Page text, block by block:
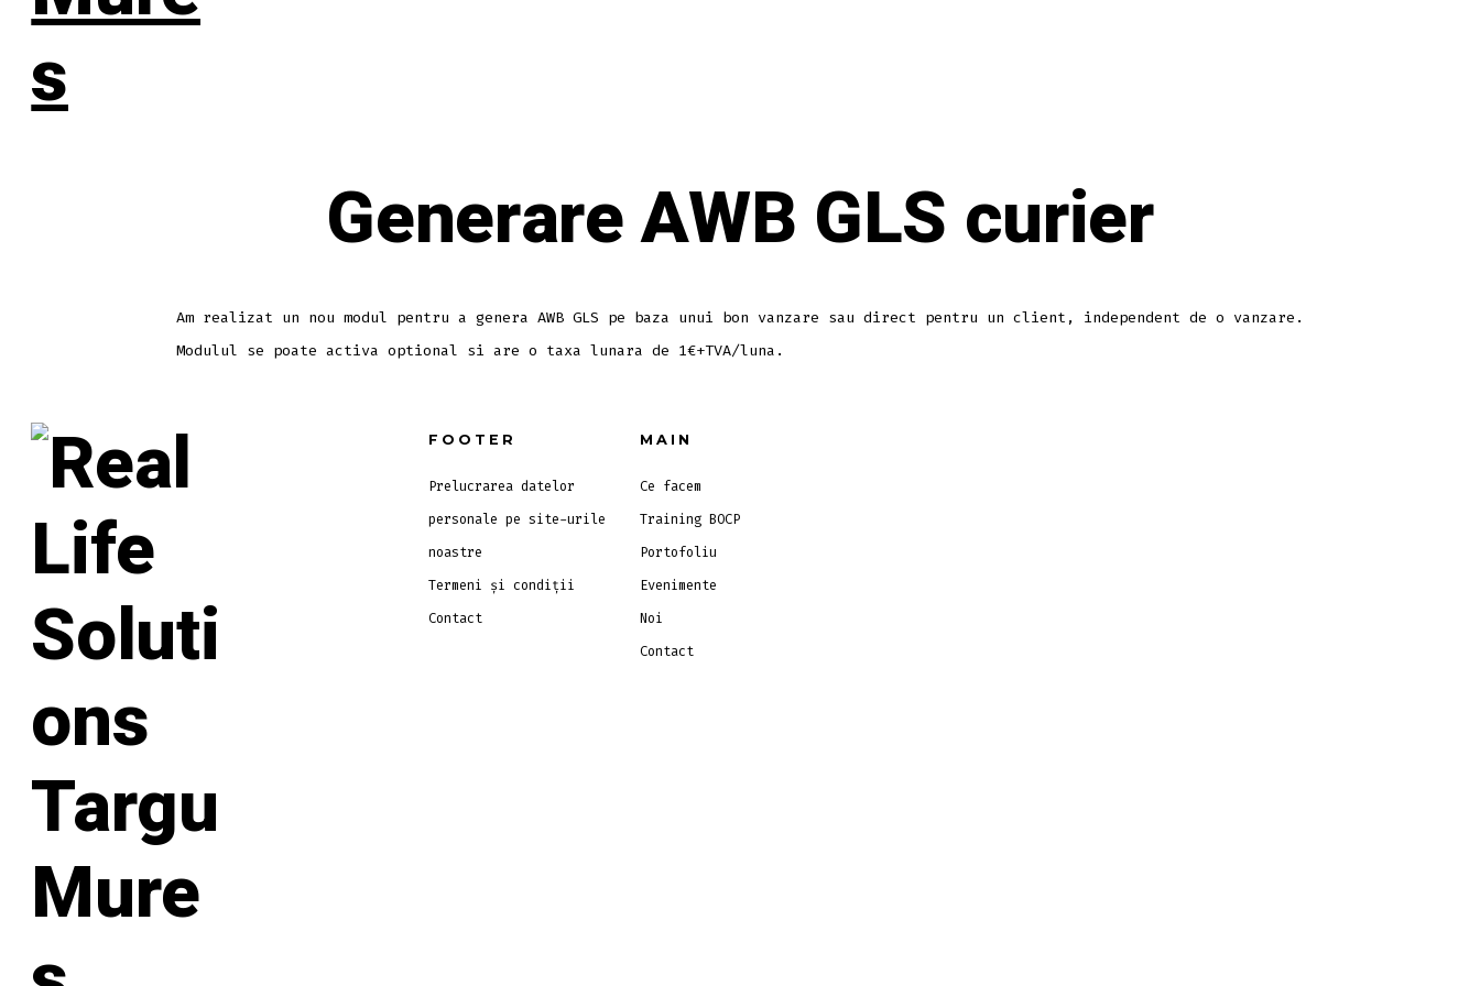
Generare AWB GLS curier
Am realizat un nou modul pentru a genera AWB GLS pe baza unui bon vanzare sau direct pentru un client, independent de o vanzare.
Modulul se poate activa optional si are o taxa lunara de 1€+TVA/luna.
FOOTER
Prelucrarea datelor
personale pe site-urile
noastre
Termeni și condiții
Contact
MAIN
Ce facem
Training BOCP
Portofoliu
Evenimente
Noi
Contact